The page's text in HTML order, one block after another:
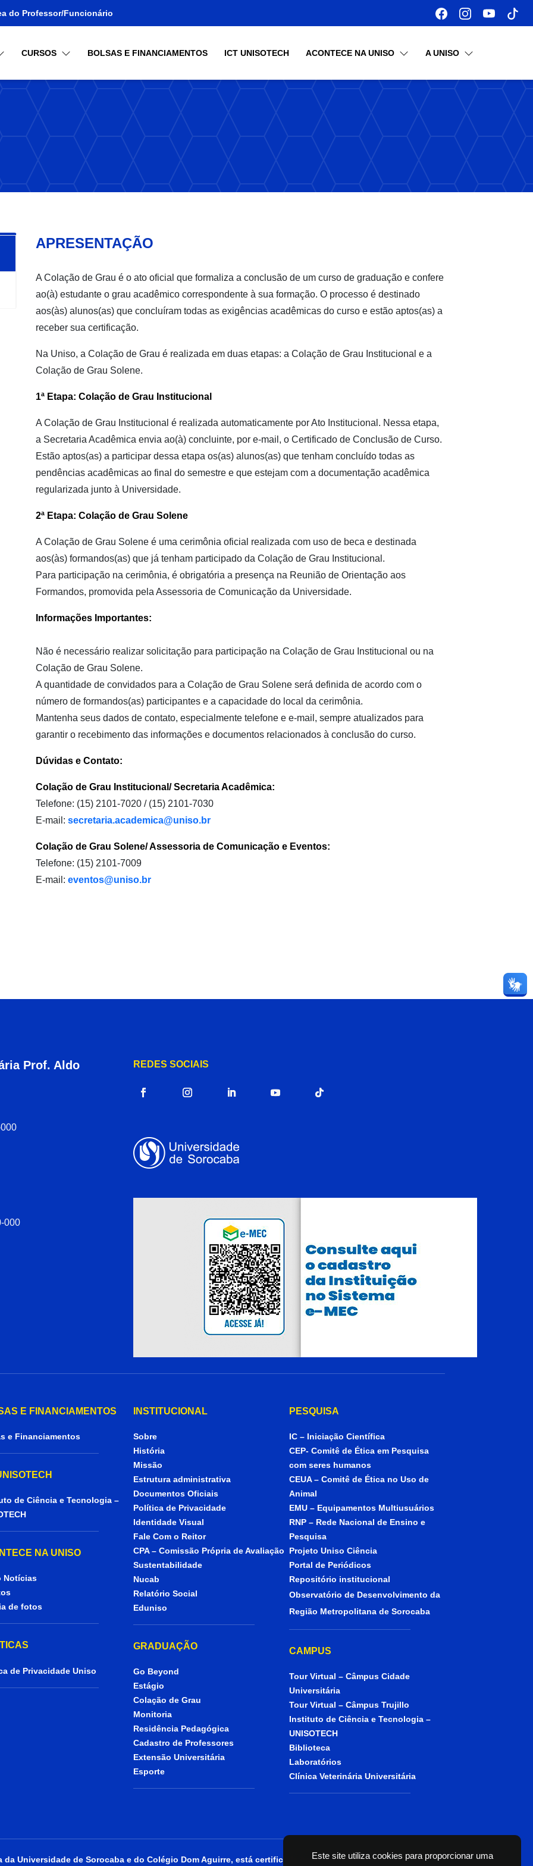
Este site utiliza cookies para proporcionar uma
do Professor/Funcionário
CURSOS BOLSAS E FINANCIAMENTOS ICT UNISOTECH ACONTECE NA UNISO A UNISO
APRESENTAÇÃO
A Colação de Grau é o ato oficial que formaliza a conclusão de um curso de graduação e confere
ao(à) estudante o grau acadêmico correspondente à sua formação. O processo é destinado
aos(às) alunos(as) que concluíram todas as exigências acadêmicas do curso e estão aptos(as) a
receber sua certificação.
Na Uniso, a Colação de Grau é realizada em duas etapas: a Colação de Grau Institucional e a
Colação de Grau Solene.
1ª Etapa: Colação de Grau Institucional
A Colação de Grau Institucional é realizada automaticamente por Ato Institucional. Nessa etapa,
a Secretaria Acadêmica envia ao(à) concluinte, por e-mail, o Certificado de Conclusão de Curso.
Estão aptos(as) a participar dessa etapa os(as) alunos(as) que tenham concluído todas as
pendências acadêmicas ao final do semestre e que estejam com a documentação acadêmica
regularizada junto à Universidade.
2ª Etapa: Colação de Grau Solene
A Colação de Grau Solene é uma cerimônia oficial realizada com uso de beca e destinada
aos(às) formandos(as) que já tenham participado da Colação de Grau Institucional.
Para participação na cerimônia, é obrigatória a presença na Reunião de Orientação aos
Formandos, promovida pela Assessoria de Comunicação da Universidade.
Informações Importantes:
Não é necessário realizar solicitação para participação na Colação de Grau Institucional ou na
Colação de Grau Solene.
A quantidade de convidados para a Colação de Grau Solene será definida de acordo com o
número de formandos(as) participantes e a capacidade do local da cerimônia.
Mantenha seus dados de contato, especialmente telefone e e-mail, sempre atualizados para
garantir o recebimento das informações e documentos relacionados à conclusão do curso.
Dúvidas e Contato:
Colação de Grau Institucional/ Secretaria Acadêmica:
Telefone: (15) 2101-7020 / (15) 2101-7030
E-mail: secretaria.academica@uniso.br
Colação de Grau Solene/ Assessoria de Comunicação e Eventos:
Telefone: (15) 2101-7009
E-mail: eventos@uniso.br
Prof. Aldo
000
REDES SOCIAIS
E FINANCIAMENTOS
e Financiamentos
de Ciência e Tecnologia –
NA UNISO
Notícias
de fotos
de Privacidade Uniso
INSTITUCIONAL
Sobre
História
Missão
Estrutura administrativa
Documentos Oficiais
Política de Privacidade
Identidade Visual
Fale Com o Reitor
CPA – Comissão Própria de Avaliação
Sustentabilidade
Nucab
Relatório Social
Eduniso
GRADUAÇÃO
Go Beyond
Estágio
Colação de Grau
Monitoria
Residência Pedagógica
Cadastro de Professores
Extensão Universitária
Esporte
PESQUISA
IC – Iniciação Científica
CEP- Comitê de Ética em Pesquisa
com seres humanos
CEUA – Comitê de Ética no Uso de
Animal
EMU – Equipamentos Multiusuários
RNP – Rede Nacional de Ensino e
Pesquisa
Projeto Uniso Ciência
Portal de Periódicos
Repositório institucional
Observatório de Desenvolvimento da
Região Metropolitana de Sorocaba
CAMPUS
Tour Virtual – Câmpus Cidade
Universitária
Tour Virtual – Câmpus Trujillo
Instituto de Ciência e Tecnologia –
UNISOTECH
Biblioteca
Laboratórios
Clínica Veterinária Universitária
da Universidade de Sorocaba e do Colégio Dom Aguirre, está certificada como entidade beneficente de